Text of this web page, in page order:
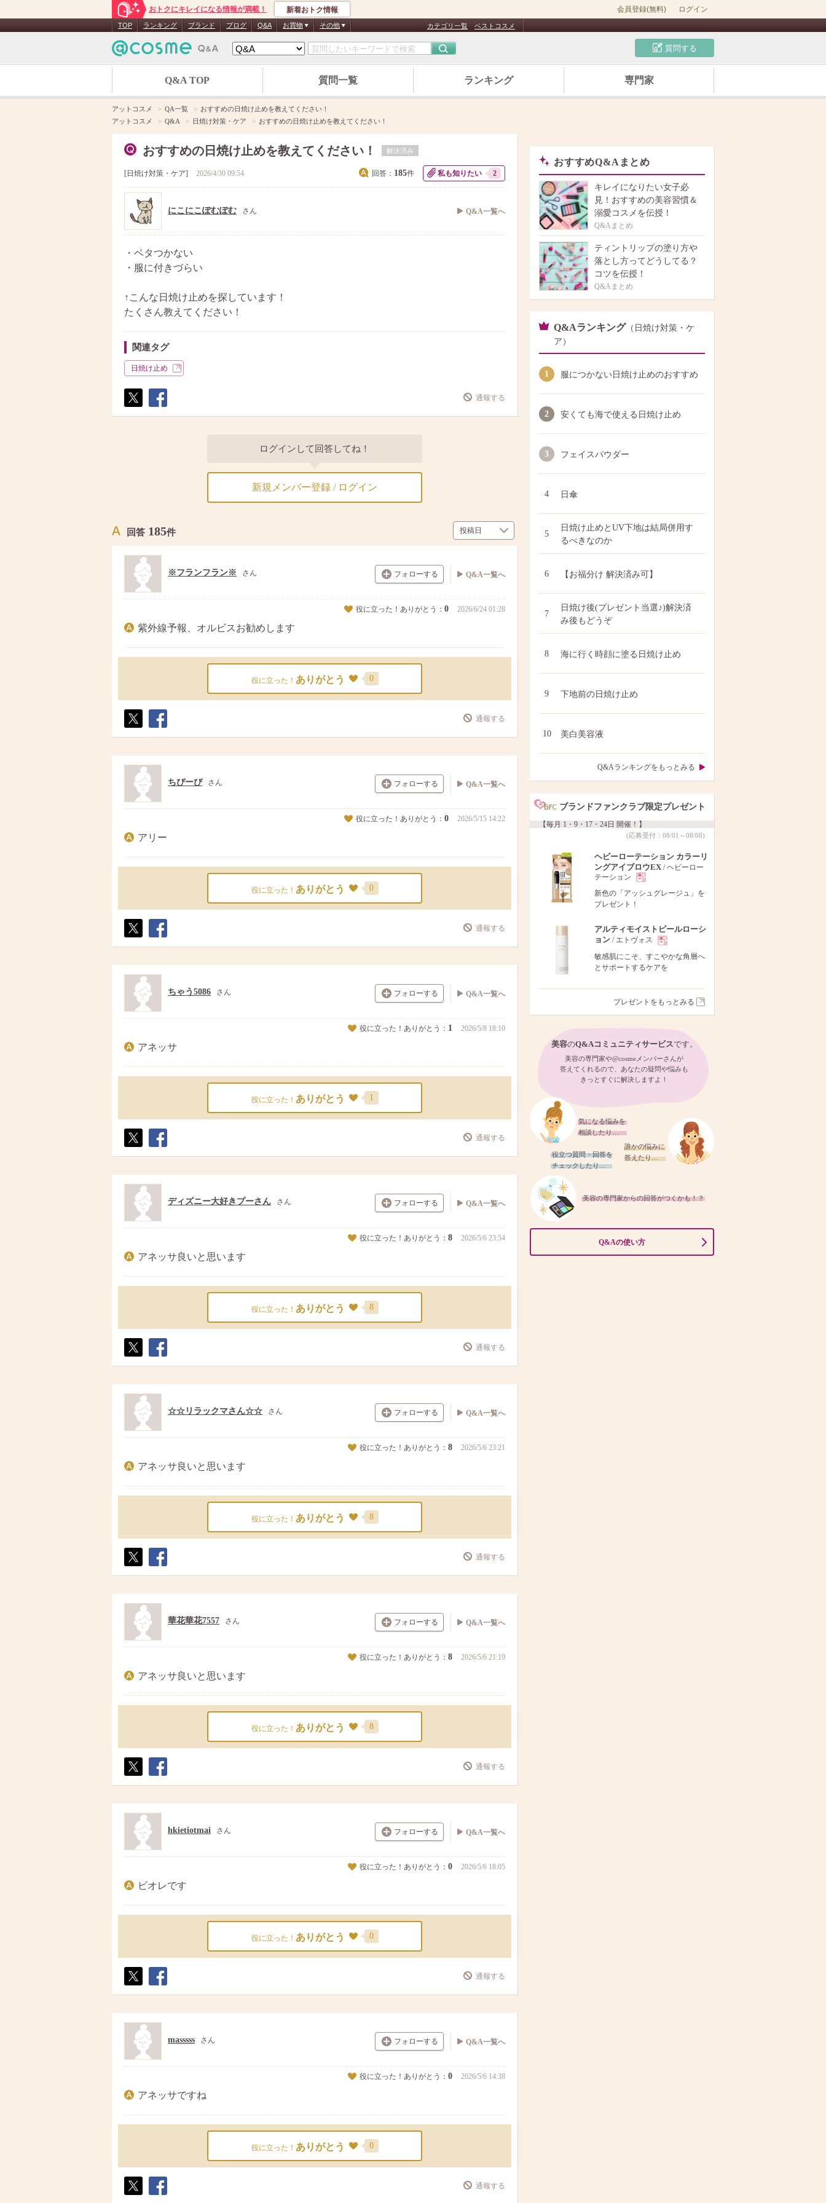
おトクにキレイになる情報が満載！ 新着おトク情報 会員登録(無料) ログイン
TOP ランキング ブランド ブログ Q&A お買物 その他 カテゴリ一覧 ベストコスメ
質問する
Q&A TOP 質問一覧 ランキング 専門家
アットコスメ QA一覧
おすすめの日焼け止めを教えてください！
アットコスメ
Q&A 日焼け対策・ケア おすすめの日焼け止めを教えてください！
おすすめの日焼け止めを教えてください！ 解決済み
日焼け対策・ケア 2026/4/30 09:54 回答： 185件 私も知りたい 2
にこにこぽむぽむ さん Q&A一覧へ
・ベタつかない
・服に付きづらい
↑こんな日焼け止めを探しています！
たくさん教えてください！
関連タグ
日焼け止め
ト
ア
通報する
ログインして回答してね！
新規メンバー登録 / ログイン
回答 185件
フォローする
※フランフラン※ さん Q&A一覧へ
役に立った！ありがとう： 0 2026/6/24 01:28
紫外線予報、オルビスお勧めします
役に立った！ ありがとう 0
ト
ア
通報する
フォローする
ちぴーぴ さん Q&A一覧へ
役に立った！ありがとう： 0 2026/5/15 14:22
アリー
役に立った！ ありがとう 0
ト
ア
通報する
フォローする
ちゃう5086 さん Q&A一覧へ
役に立った！ありがとう： 1 2026/5/8 18:10
アネッサ
役に立った！ ありがとう 1
ト
ア
通報する
フォローする
ディズニー大好きプーさん さん Q&A一覧へ
役に立った！ありがとう： 8 2026/5/6 23:54
アネッサ良いと思います
役に立った！ ありがとう 8
ト
ア
通報する
フォローする
☆☆リラックマさん☆☆ さん Q&A一覧へ
役に立った！ありがとう： 8 2026/5/6 23:21
アネッサ良いと思います
役に立った！ ありがとう 8
ト
ア
通報する
フォローする
華花華花7557 さん Q&A一覧へ
役に立った！ありがとう： 8 2026/5/6 21:19
アネッサ良いと思います
役に立った！ ありがとう 8
ト
ア
通報する
フォローする
hkietiotmai さん Q&A一覧へ
役に立った！ありがとう： 0 2026/5/6 18:05
ビオレです
役に立った！ ありがとう 0
ト
ア
通報する
フォローする
masssss さん Q&A一覧へ
役に立った！ありがとう： 0 2026/5/6 14:38
アネッサですね
役に立った！ ありがとう 0
通報する
おすすめQ&Aまとめ
キレイになりたい女子必
見！おすすめの美容習慣＆
溺愛コスメを伝授！
Q&Aまとめ
ティントリップの塗り方や
落とし方ってどうしてる？
コツを伝授！
Q&Aまとめ
Q&Aランキング （日焼け対策・ケ
ア）
1 服につかない日焼け止めのおすすめ
2 安くても海で使える日焼け止め
3 フェイスパウダー
4 日傘
5
日焼け止めとUV下地は結局併用す
るべきなのか
6 【お福分け 解決済み可】
7
日焼け後(プレゼント当選♪)解決済
み後もどうぞ
8 海に行く時顔に塗る日焼け止め
9 下地前の日焼け止め
10 美白美容液
Q&Aランキングをもっとみる
ブランドファンクラブ限定プレゼント
【毎月 1・9・17・24日 開催！】
(応募受付：08/01～08/08)
ヘビーローテーション カラーリ
ングアイブロウEX / ヘビーロー
テーション
現
新色の「アッシュグレージュ」を
プレゼント！
アルティモイストピールローシ
ョン / エトヴォス
現
品
敏感肌にこそ、すこやかな角層へ
とサポートするケアを
プレゼントをもっとみる
美容のQ&Aコミュニティサービスです。
美容の専門家や@cosmeメンバーさんが
答えてくれるので、あなたの疑問や悩みも
きっとすぐに解決しますよ！
気になる悩みを
相談したり…
誰かの悩みに
答えたり…
役立つ質問・回答を
チェックしたり…
美容の専門家からの回答がつくかも！？
Q&Aの使い方